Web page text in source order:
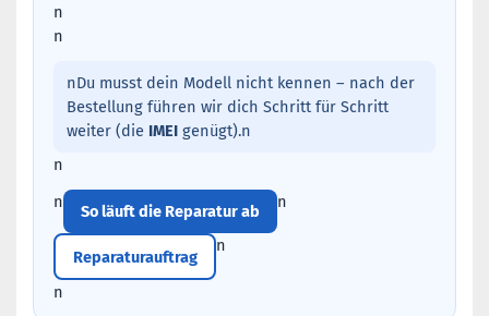
n
n
nDu musst dein Modell nicht kennen – nach der
Bestellung führen wir dich Schritt für Schritt
weiter (die IMEI genügt).n
n
n
So läuft die Reparatur ab n
Reparaturauftrag
n
n